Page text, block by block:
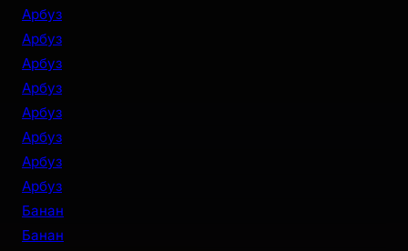
Арбуз
Арбуз
Арбуз
Арбуз
Арбуз
Арбуз
Арбуз
Арбуз
Банан
Банан